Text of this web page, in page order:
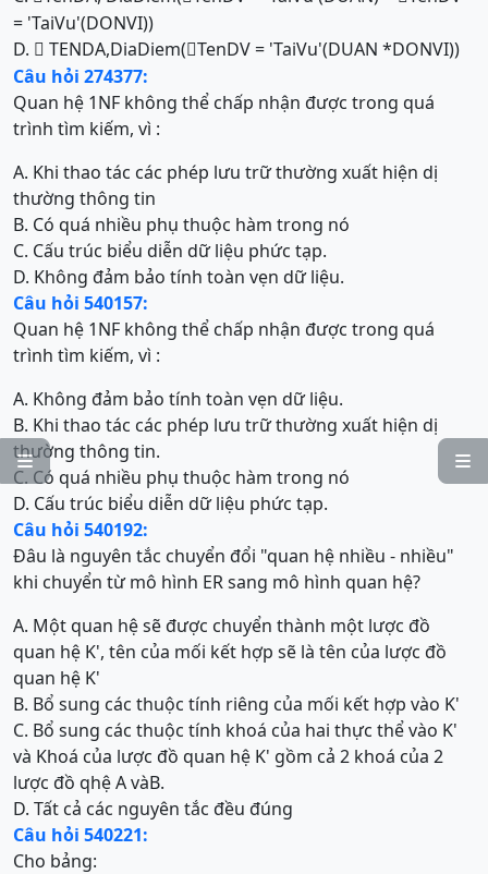


= 'TaiVu'(DONVI))
D.  TENDA,DiaDiem(TenDV = 'TaiVu'(DUAN *DONVI))
Câu hỏi 274377:
Quan hệ 1NF không thể chấp nhận được trong quá
trình tìm kiếm, vì :
A. Khi thao tác các phép lưu trữ thường xuất hiện dị
thường thông tin
B. Có quá nhiều phụ thuộc hàm trong nó
C. Cấu trúc biểu diễn dữ liệu phức tạp.
D. Không đảm bảo tính toàn vẹn dữ liệu.
Câu hỏi 540157:
Quan hệ 1NF không thể chấp nhận được trong quá
trình tìm kiếm, vì :
A. Không đảm bảo tính toàn vẹn dữ liệu.
B. Khi thao tác các phép lưu trữ thường xuất hiện dị
thường thông tin.
C. Có quá nhiều phụ thuộc hàm trong nó
D. Cấu trúc biểu diễn dữ liệu phức tạp.
Câu hỏi 540192:
Đâu là nguyên tắc chuyển đổi "quan hệ nhiều - nhiều"
khi chuyển từ mô hình ER sang mô hình quan hệ?
A. Một quan hệ sẽ được chuyển thành một lược đồ
quan hệ K', tên của mối kết hợp sẽ là tên của lược đồ
quan hệ K'
B. Bổ sung các thuộc tính riêng của mối kết hợp vào K'
C. Bổ sung các thuộc tính khoá của hai thực thể vào K'
và Khoá của lược đồ quan hệ K' gồm cả 2 khoá của 2
lược đồ qhệ A vàB.
D. Tất cả các nguyên tắc đều đúng
Câu hỏi 540221:
Cho bảng: